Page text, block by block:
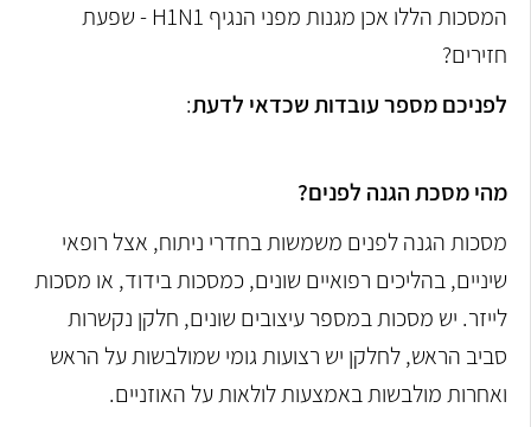
המסכות הללו אכן מגנות מפני הנגיף H1N1 - שפעת
חזירים?
לפניכם מספר עובדות שכדאי לדעת:
מהי מסכת הגנה לפנים?
מסכות הגנה לפנים משמשות בחדרי ניתוח, אצל רופאי
שיניים, בהליכים רפואיים שונים, כמסכות בידוד, או מסכות
לייזר. יש מסכות במספר עיצובים שונים, חלקן נקשרות
סביב הראש, לחלקן יש רצועות גומי שמולבשות על הראש
ואחרות מולבשות באמצעות לולאות על האוזניים.